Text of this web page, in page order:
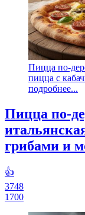
Пицца по-
пицца с
подробнее...
Пицца по-
грибами и
👍
3748
1700